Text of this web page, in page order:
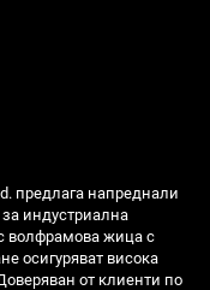
предлага напреднали
индустриална
волфрамова жица с
осигуряват висока
от клиенти по